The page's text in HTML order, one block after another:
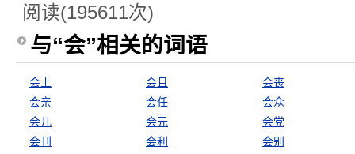
阅读(195611次)
与“会”相关的词语
会上 会且
会丧
会亲
会任
会众
会儿
会元
会党
会刊
会利 会别